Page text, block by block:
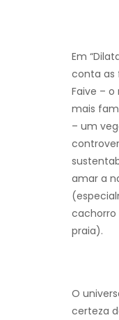
Em
conta as
Faive –
mais
– um
amar a
cachorro
praia).
O
certeza